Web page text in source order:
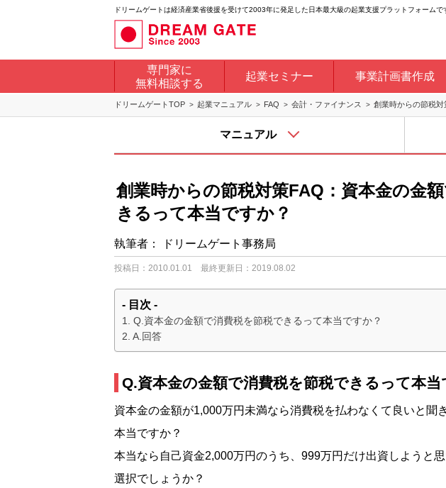
ドリームゲートは経済産業省後援を受けて2003年に発足した日本最大級の起業支援プラットフォームで
専門家に
無料相談する
起業セミナー 事業計画書作成
ドリームゲートTOP 起業マニュアル FAQ 会計・ファイナンス 創業時からの節税対
マニュアル
創業時からの節税対策FAQ：資本金の金
きるって本当ですか？
執筆者： ドリームゲート事務局
投稿日：2010.01.01 最終更新日：2019.08.02
- 目次 -
Q.資本金の金額で消費税を節税できるって本当ですか？
A.回答
Q.資本金の金額で消費税を節税できるって本当
資本金の金額が1,000万円未満なら消費税を払わなくて良いと聞
本当ですか？
本当なら自己資金2,000万円のうち、999万円だけ出資しようと
選択でしょうか？